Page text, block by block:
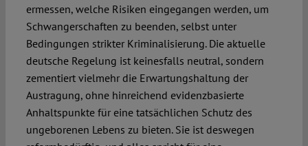
ermessen, welche Risiken eingegangen werden, um
Schwangerschaften zu beenden, selbst unter
Bedingungen strikter Kriminalisierung. Die aktuelle
deutsche Regelung ist keinesfalls neutral, sondern
zementiert vielmehr die Erwartungshaltung der
Austragung, ohne hinreichend evidenzbasierte
Anhaltspunkte für eine tatsächlichen Schutz des
ungeborenen Lebens zu bieten. Sie ist deswegen